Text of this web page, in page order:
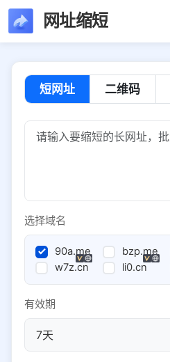
网址缩短
短网址 二维码
选择域名
90a.me bzp.me
w7z.cn
li0.cn
有效期